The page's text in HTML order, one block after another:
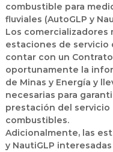
combustible para
fluviales (AutoGLP y
Los comercializadores
estaciones de servicio
contar con un
oportunamente la
de Minas y Energía y
necesarias para
prestación del
combustibles.
Adicionalmente, las
y NautiGLP